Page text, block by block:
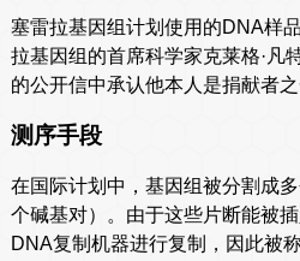
塞雷拉基因组计划使用的DNA样
拉基因组的首席科学家克莱格·凡
的公开信中承认他本人是捐献者之
测序手段
在国际计划中，基因组被分割成
个碱基对）。由于这些片断能被
DNA复制机器进行复制，因此被